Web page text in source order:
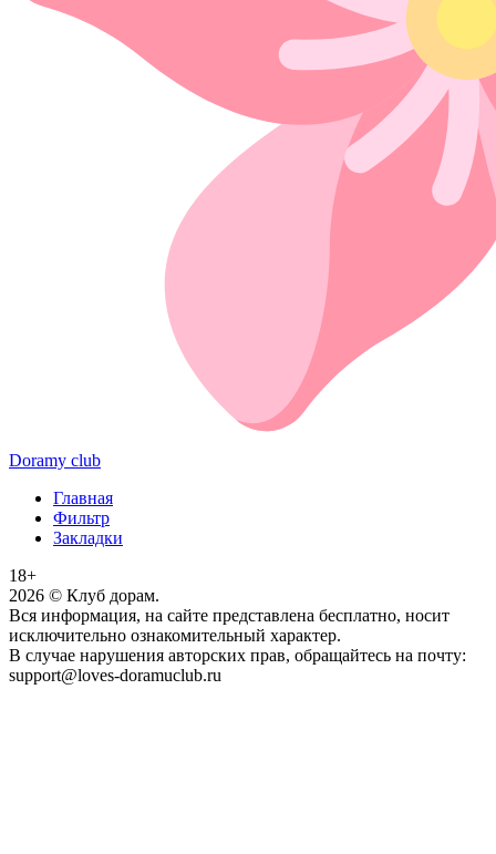
Doramy club
Главная
Фильтр
Закладки
18+
2026 © Клуб дорам.
Вся информация, на сайте представлена бесплатно, носит
исключительно ознакомительный характер.
В случае нарушения авторских прав, обращайтесь на почту:
support@loves-doramuclub.ru